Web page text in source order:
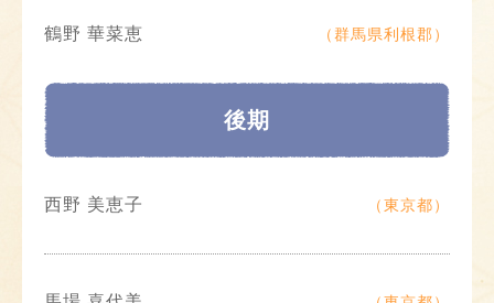
鶴野 華菜恵 （群馬県利根郡）
後期
西野 美恵子 （東京都）